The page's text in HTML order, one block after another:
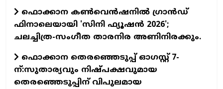
ഫൊക്കാന കണ്‍വെന്‍ഷനില്‍ ഗ്രാന്‍ഡ്
ഫിനാലെയായി 'സിനി ഫ്യൂഷന്‍ 2026';
ചലച്ചിത്ര-സംഗീത താരനിര അണിനിരക്കും.
ഫൊക്കാന തെരഞ്ഞെടുപ്പ് ഓഗസ്റ്റ് 7-
ന്:സുതാര്യവും നിഷ്പക്ഷവുമായ
തെരഞ്ഞെടുപ്പിന് വിപുലമായ